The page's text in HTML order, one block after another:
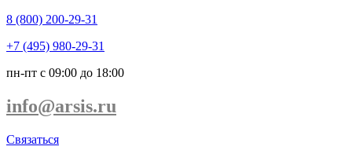
8 (800) 200-29-31
+7 (495) 980-29-31
пн-пт с 09:00 до 18:00
info@arsis.ru
Связаться